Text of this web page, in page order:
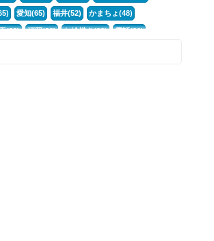
愛知(65) 福井(52) かまちょ(48)
(33) 福岡(33) お絵描き(33) 電話(30)